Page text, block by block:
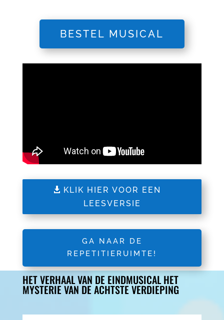
BESTEL MUSICAL
KLIK HIER VOOR EEN
LEESVERSIE
GA NAAR DE
REPETITIERUIMTE!
HET VERHAAL VAN DE EINDMUSICAL HET
MYSTERIE VAN DE ACHTSTE VERDIEPING